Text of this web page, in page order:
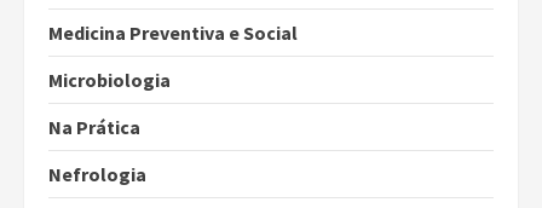
Medicina Preventiva e Social
Microbiologia
Na Prática
Nefrologia